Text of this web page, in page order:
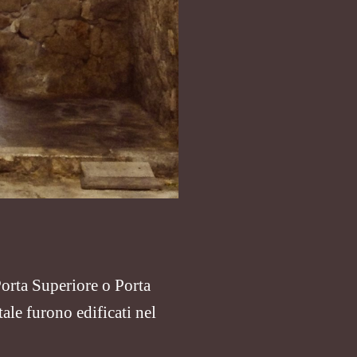
Superiore o Porta
furono edificati nel